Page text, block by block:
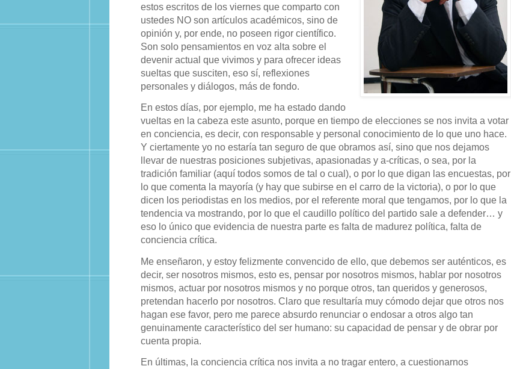
estos escritos de los viernes que comparto con
ustedes NO son artículos académicos, sino de
opinión y, por ende, no poseen rigor científico.
Son solo pensamientos en voz alta sobre el
devenir actual que vivimos y para ofrecer ideas
sueltas que susciten, eso sí, reflexiones
personales y diálogos, más de fondo.
En estos días, por ejemplo, me ha estado dando
vueltas en la cabeza este asunto, porque en tiempo de elecciones se nos invita a votar
en conciencia, es decir, con responsable y personal conocimiento de lo que uno hace.
Y ciertamente yo no estaría tan seguro de que obramos así, sino que nos dejamos
llevar de nuestras posiciones subjetivas, apasionadas y a-críticas, o sea, por la
tradición familiar (aquí todos somos de tal o cual), o por lo que digan las encuestas, por
lo que comenta la mayoría (y hay que subirse en el carro de la victoria), o por lo que
dicen los periodistas en los medios, por el referente moral que tengamos, por lo que la
tendencia va mostrando, por lo que el caudillo político del partido sale a defender… y
eso lo único que evidencia de nuestra parte es falta de madurez política, falta de
conciencia crítica.
Me enseñaron, y estoy felizmente convencido de ello, que debemos ser auténticos, es
decir, ser nosotros mismos, esto es, pensar por nosotros mismos, hablar por nosotros
mismos, actuar por nosotros mismos y no porque otros, tan queridos y generosos,
pretendan hacerlo por nosotros. Claro que resultaría muy cómodo dejar que otros nos
hagan ese favor, pero me parece absurdo renunciar o endosar a otros algo tan
genuinamente característico del ser humano: su capacidad de pensar y de obrar por
cuenta propia.
En últimas, la conciencia crítica nos invita a no tragar entero, a cuestionarnos